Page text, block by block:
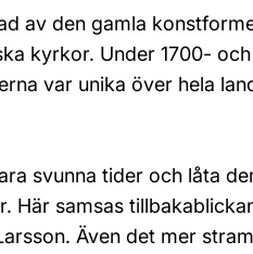
av den gamla
kyrkor. Under 1700-
var unika över hela
svunna tider och låta
Här samsas
Även det mer